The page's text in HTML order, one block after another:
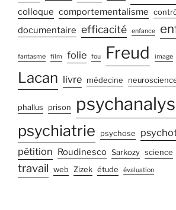
colloque comportementalisme
documentaire efficacité enfance
fantasme film folie fou Freud image
Lacan livre médecine
phallus prison
psychiatrie psychose
pétition Roudinesco Sarkozy science
travail web Zizek étude évaluation